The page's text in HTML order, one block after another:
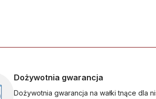
Dożywotnia gwarancja
Dożywotnia gwarancja na wałki tnące dla